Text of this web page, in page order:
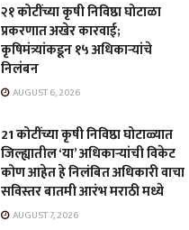
२१ कोटींच्या कृषी निविष्ठा घोटाळा
प्रकरणात अखेर कारवाई;
कृषिमंत्र्यांकडून १५ अधिकाऱ्यांचे
निलंबन
AUGUST 6, 2026
21 कोटींच्या कृषी निविष्ठा घोटाळ्यात
जिल्ह्यातील ‘या’ अधिकाऱ्यांची विकेट
कोण आहेत हे निलंबित अधिकारी वाचा
सविस्तर बातमी आरंभ मराठी मध्ये
AUGUST 7, 2026